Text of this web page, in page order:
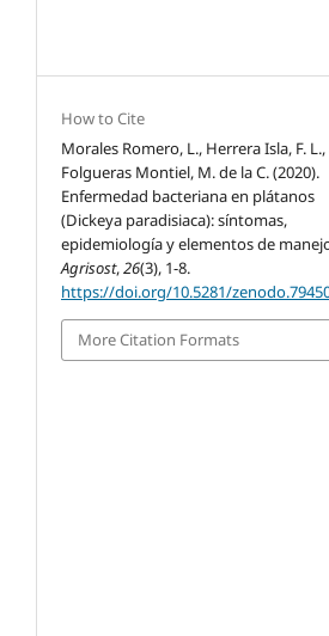
How to Cite
Morales Romero, L., Herrera Isla, F.
Folgueras Montiel, M. de la C. (2020).
Enfermedad bacteriana en plátanos
(Dickeya paradisiaca): síntomas,
epidemiología y elementos de
Agrisost,26(3), 1-8.
https://doi.org/10.5281/
More Citation Formats